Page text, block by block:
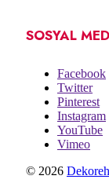
SOSYAL
Facebook
Twitter
Pinterest
Instagram
YouTube
Vimeo
© 2026